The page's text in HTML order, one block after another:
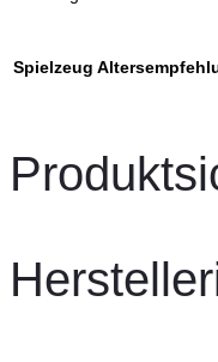
Spielzeug